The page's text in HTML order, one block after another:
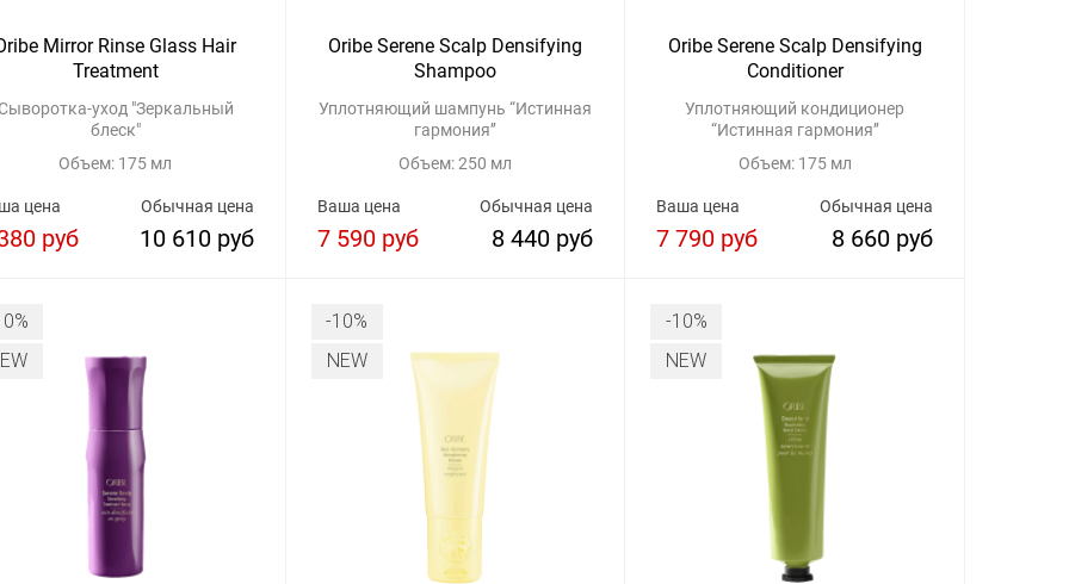
Mirror Rinse Glass Hair
Treatment
Сыворотка-уход "Зеркальный
блеск"
Объем: 175 мл
Обычная цена
10 610 руб
цена
руб
Oribe Serene Scalp Densifying
Shampoo
Уплотняющий шампунь “Истинная
гармония’’
Объем: 250 мл
Обычная цена
8 440 руб
Ваша цена
7 590 руб
Oribe Serene Scalp Densifying
Conditioner
Уплотняющий кондиционер
“Истинная гармония’’
Объем: 175 мл
Обычная цена
8 660 руб
Ваша цена
7 790 руб
-10%
NEW
-10%
NEW